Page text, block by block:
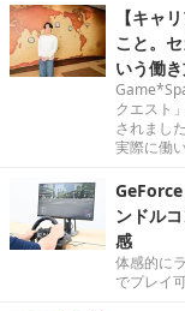
【キャ
こと。
いう働
クエスト
されまし
実際に働
ンドル
感
体感的に
でプレイ